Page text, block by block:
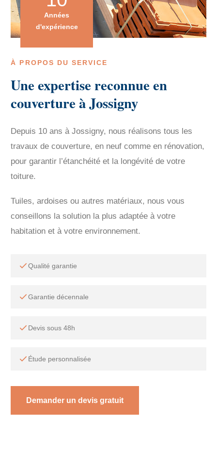
À PROPOS DU SERVICE
Une expertise reconnue en
couverture à Jossigny
Depuis 10 ans à Jossigny, nous réalisons tous les
travaux de couverture, en neuf comme en rénovation,
pour garantir l’étanchéité et la longévité de votre
toiture.
Tuiles, ardoises ou autres matériaux, nous vous
conseillons la solution la plus adaptée à votre
habitation et à votre environnement.
Qualité garantie
Garantie décennale
Devis sous 48h
Étude personnalisée
Demander un devis gratuit
Années
d'expérience